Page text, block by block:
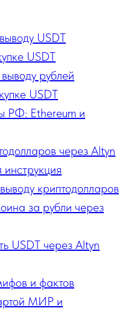
USDT
USDT
рублей
USDT
РФ: Ethereum и
через Altyn
криптодолларов
за рубли через
USDT через Altyn
и фактов
МИР и